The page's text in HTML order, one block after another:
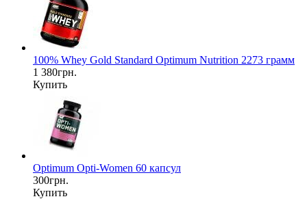
100% Whey Gold Standard Optimum Nutrition 2273 грамм
1 380грн.
Купить
Optimum Opti-Women 60 капсул
300грн.
Купить